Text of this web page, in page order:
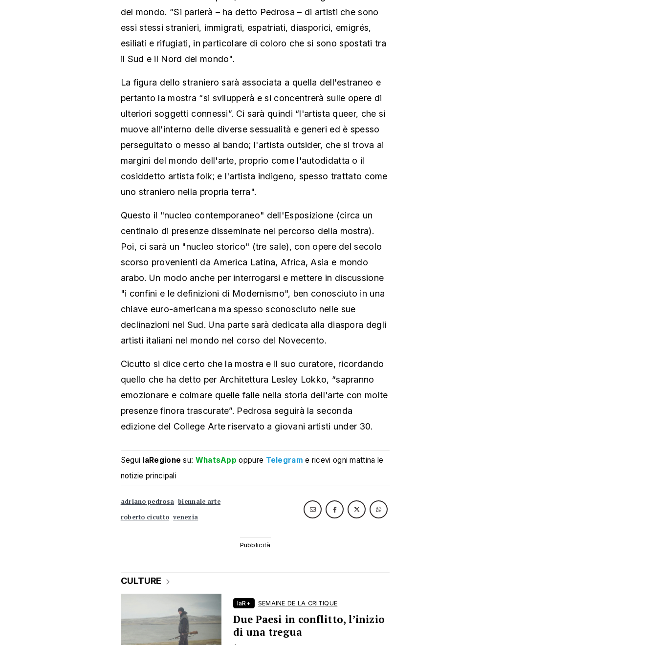
del mondo. “Si parlerà – ha detto Pedrosa – di artisti che sono
essi stessi stranieri, immigrati, espatriati, diasporici, emigrés,
esiliati e rifugiati, in particolare di coloro che si sono spostati tra
il Sud e il Nord del mondo".
La figura dello straniero sarà associata a quella dell'estraneo e
pertanto la mostra “si svilupperà e si concentrerà sulle opere di
ulteriori soggetti connessi”. Ci sarà quindi “l'artista queer, che si
muove all'interno delle diverse sessualità e generi ed è spesso
perseguitato o messo al bando; l'artista outsider, che si trova ai
margini del mondo dell'arte, proprio come l'autodidatta o il
cosiddetto artista folk; e l'artista indigeno, spesso trattato come
uno straniero nella propria terra".
Questo il "nucleo contemporaneo" dell'Esposizione (circa un
centinaio di presenze disseminate nel percorso della mostra).
Poi, ci sarà un "nucleo storico" (tre sale), con opere del secolo
scorso provenienti da America Latina, Africa, Asia e mondo
arabo. Un modo anche per interrogarsi e mettere in discussione
"i confini e le definizioni di Modernismo", ben conosciuto in una
chiave euro-americana ma spesso sconosciuto nelle sue
declinazioni nel Sud. Una parte sarà dedicata alla diaspora degli
artisti italiani nel mondo nel corso del Novecento.
Cicutto si dice certo che la mostra e il suo curatore, ricordando
quello che ha detto per Architettura Lesley Lokko, “sapranno
emozionare e colmare quelle falle nella storia dell'arte con molte
presenze finora trascurate”. Pedrosa seguirà la seconda
edizione del College Arte riservato a giovani artisti under 30.
Segui laRegione su: WhatsApp oppure Telegram e ricevi ogni mattina le
notizie principali
adriano pedrosa biennale arte
roberto cicutto venezia
CULTURE
laR+ SEMAINE DE LA CRITIQUE
Due Paesi in conflitto, l’inizio
di una tregua